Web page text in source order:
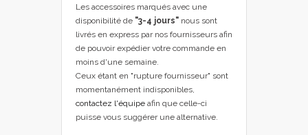
Les accessoires marqués avec une
disponibilité de "3-4 jours" nous sont
livrés en express par nos fournisseurs afin
de pouvoir expédier votre commande en
moins d'une semaine.
Ceux étant en "rupture fournisseur" sont
momentanément indisponibles,
contactez l'équipe afin que celle-ci
puisse vous suggérer une alternative.